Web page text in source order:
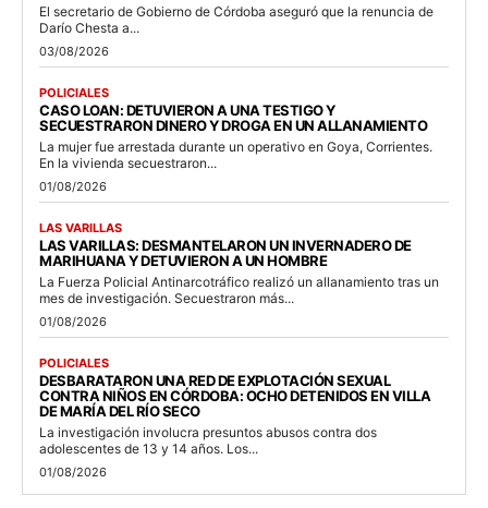
El secretario de Gobierno de Córdoba aseguró que la renuncia de
Darío Chesta a...
03/08/2026
POLICIALES
CASO LOAN: DETUVIERON A UNA TESTIGO Y
SECUESTRARON DINERO Y DROGA EN UN ALLANAMIENTO
La mujer fue arrestada durante un operativo en Goya, Corrientes.
En la vivienda secuestraron...
01/08/2026
LAS VARILLAS
LAS VARILLAS: DESMANTELARON UN INVERNADERO DE
MARIHUANA Y DETUVIERON A UN HOMBRE
La Fuerza Policial Antinarcotráfico realizó un allanamiento tras un
mes de investigación. Secuestraron más...
01/08/2026
POLICIALES
DESBARATARON UNA RED DE EXPLOTACIÓN SEXUAL
CONTRA NIÑOS EN CÓRDOBA: OCHO DETENIDOS EN VILLA
DE MARÍA DEL RÍO SECO
La investigación involucra presuntos abusos contra dos
adolescentes de 13 y 14 años. Los...
01/08/2026